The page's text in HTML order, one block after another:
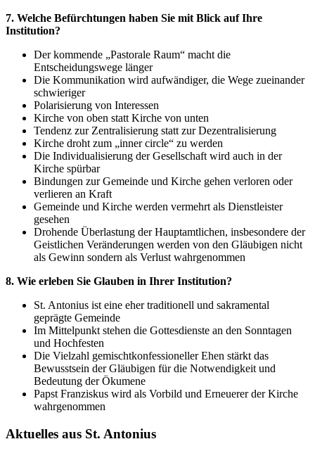
7. Welche Befürchtungen haben Sie mit Blick auf Ihre
Institution?
Der kommende „Pastorale Raum“ macht die
Entscheidungswege länger
Die Kommunikation wird aufwändiger, die Wege zueinander
schwieriger
Polarisierung von Interessen
Kirche von oben statt Kirche von unten
Tendenz zur Zentralisierung statt zur Dezentralisierung
Kirche droht zum „inner circle“ zu werden
Die Individualisierung der Gesellschaft wird auch in der
Kirche spürbar
Bindungen zur Gemeinde und Kirche gehen verloren oder
verlieren an Kraft
Gemeinde und Kirche werden vermehrt als Dienstleister
gesehen
Drohende Überlastung der Hauptamtlichen, insbesondere der
Geistlichen Veränderungen werden von den Gläubigen nicht
als Gewinn sondern als Verlust wahrgenommen
8. Wie erleben Sie Glauben in Ihrer Institution?
St. Antonius ist eine eher traditionell und sakramental
geprägte Gemeinde
Im Mittelpunkt stehen die Gottesdienste an den Sonntagen
und Hochfesten
Die Vielzahl gemischtkonfessioneller Ehen stärkt das
Bewusstsein der Gläubigen für die Notwendigkeit und
Bedeutung der Ökumene
Papst Franziskus wird als Vorbild und Erneuerer der Kirche
wahrgenommen
Aktuelles aus St. Antonius